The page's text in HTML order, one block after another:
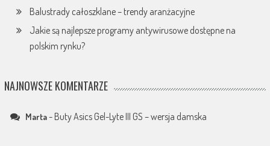
Balustrady całoszklane – trendy aranżacyjne
Jakie są najlepsze programy antywirusowe dostępne na
polskim rynku?
NAJNOWSZE KOMENTARZE
Marta- Buty Asics Gel-Lyte III GS – wersja damska